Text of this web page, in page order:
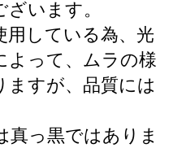
います。
用している為、光
よって、ムラの様
ますが、品質には
真っ黒ではありま